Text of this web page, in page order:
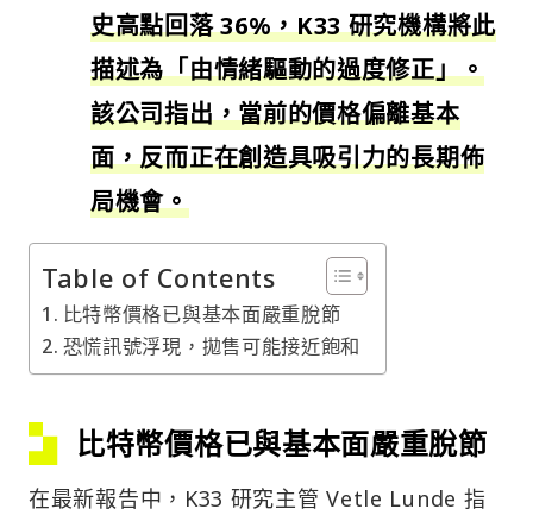
史高點回落 36%，K33 研究機構將此
描述為「由情緒驅動的過度修正」。
該公司指出，當前的價格偏離基本
面，反而正在創造具吸引力的長期佈
局機會。
Table of Contents
比特幣價格已與基本面嚴重脫節
恐慌訊號浮現，拋售可能接近飽和
比特幣價格已與基本面嚴重脫節
在最新報告中，K33 研究主管 Vetle Lunde 指